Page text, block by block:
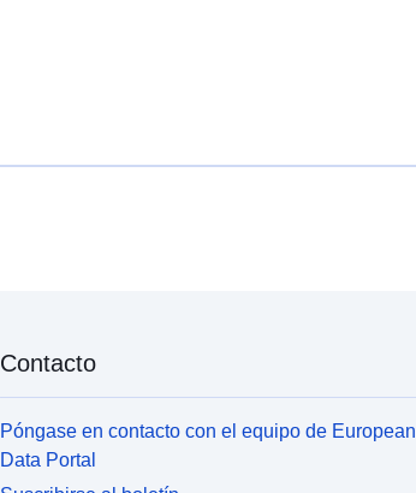
Contacto
Póngase en contacto con el equipo de European
Data Portal